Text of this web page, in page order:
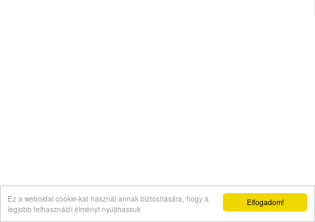
Elfogadom!
Ez a weboldal cookie-kat használ annak biztosítására, hogy a
legjobb felhasználói élményt nyújthassuk